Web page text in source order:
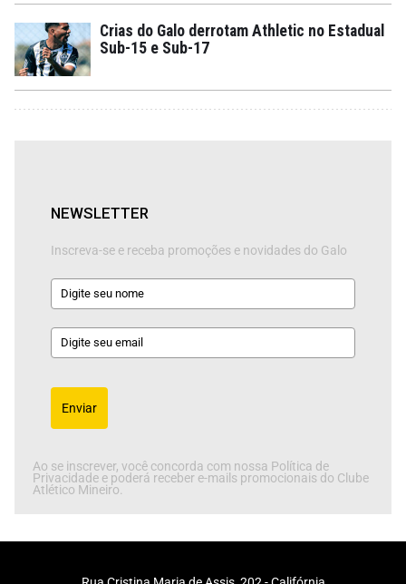
Crias do Galo derrotam Athletic no Estadual
Sub-15 e Sub-17
NEWSLETTER
Inscreva-se e receba promoções e novidades do Galo
Enviar
Ao se inscrever, você concorda com nossa Política de
Privacidade e poderá receber e-mails promocionais do Clube
Atlético Mineiro.